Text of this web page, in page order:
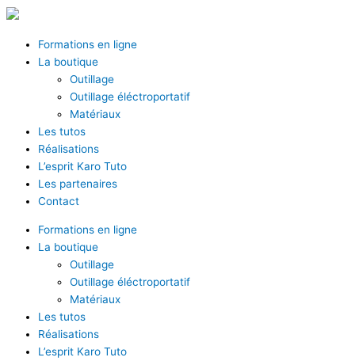
Aller
contenuFormations en ligne
La boutique
Outillage
Outillage éléctroportatif
Matériaux
Les tutos
Réalisations
L’esprit Karo Tuto
Les partenaires
Contact
Formations en ligne
La boutique
Outillage
Outillage éléctroportatif
Matériaux
Les tutos
Réalisations
L’esprit Karo Tuto